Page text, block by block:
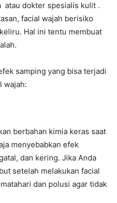
dokter spesialis kulit .
facial wajah berisiko
Hal ini tentu membuat
samping yang bisa terjadi
wajah:
berbahan kimia keras saat
menyebabkan efek
dan kering. Jika Anda
setelah melakukan facial
dan polusi agar tidak